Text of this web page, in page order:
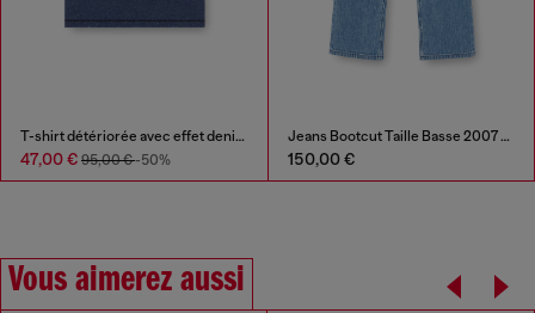
T-shirt détériorée avec effet denim
47,00 € 95,00 €-50%
Jeans Bootcut Taille Basse 2007 Zatiny
150,00 €
Vous aimerez aussi